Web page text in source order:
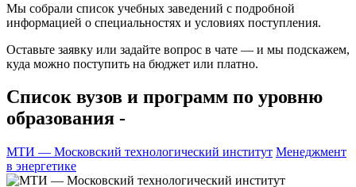
Мы собрали список учебных заведений с подробной
информацией о специальностях и условиях поступления.
Оставьте заявку или задайте вопрос в чате — и мы подскажем,
куда можно поступить на бюджет или платно.
Список вузов и программ по уровню
образования -
МТИ — Московский технологический институт Менеджмент
в энергетике